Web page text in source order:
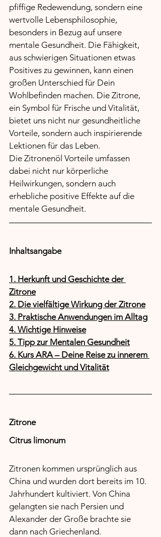
pfiffige Redewendung, sondern eine
wertvolle Lebensphilosophie,
besonders in Bezug auf unsere
mentale Gesundheit. Die Fähigkeit,
aus schwierigen Situationen etwas
Positives zu gewinnen, kann einen
großen Unterschied für Dein
Wohlbefinden machen. Die Zitrone,
ein Symbol für Frische und Vitalität,
bietet uns nicht nur gesundheitliche
Vorteile, sondern auch inspirierende
Lektionen für das Leben.
Die Zitronenöl Vorteile umfassen
dabei nicht nur körperliche
Heilwirkungen, sondern auch
erhebliche positive Effekte auf die
mentale Gesundheit.
Inhaltsangabe
1. Herkunft und Geschichte der
Zitrone
2. Die vielfältige Wirkung der Zitrone
3. Praktische Anwendungen im Alltag
4. Wichtige Hinweise
5. Tipp zur Mentalen Gesundheit
6. Kurs ARA – Deine Reise zu innerem
Gleichgewicht und Vitalität
Zitrone
Citrus limonum
Zitronen kommen ursprünglich aus
China und wurden dort bereits im 10.
Jahrhundert kultiviert. Von China
gelangten sie nach Persien und
Alexander der Große brachte sie
dann nach Griechenland.